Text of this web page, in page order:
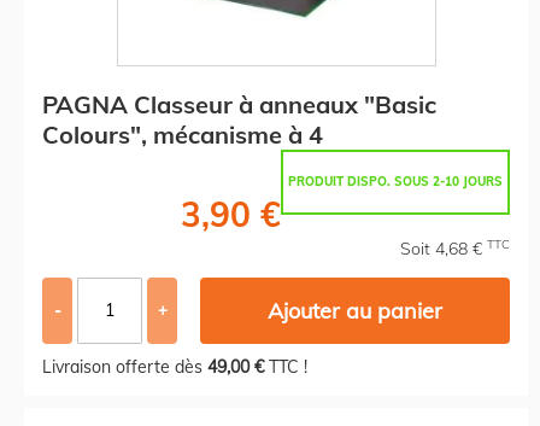
PAGNA Classeur à anneaux "Basic
Colours", mécanisme à 4
PRODUIT DISPO. SOUS 2-10 JOURS
3,90 €
Soit 4,68 € TTC
- + Ajouter au panier
Livraison offerte dès 49,00 €TTC !